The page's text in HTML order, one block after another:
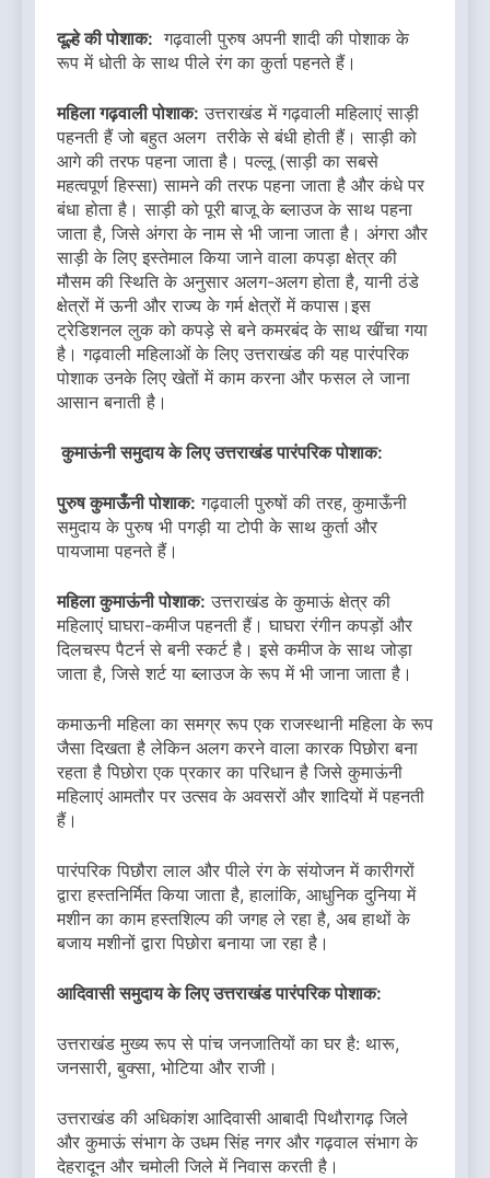
दूल्हे की पोशाक: गढ़वाली पुरुष अपनी शादी की पोशाक के
रूप में धोती के साथ पीले रंग का कुर्ता पहनते हैं।
महिला गढ़वाली पोशाक: उत्तराखंड में गढ़वाली महिलाएं साड़ी
पहनती हैं जो बहुत अलग तरीके से बंधी होती हैं। साड़ी को
आगे की तरफ पहना जाता है। पल्लू (साड़ी का सबसे
महत्वपूर्ण हिस्सा) सामने की तरफ पहना जाता है और कंधे पर
बंधा होता है। साड़ी को पूरी बाजू के ब्लाउज के साथ पहना
जाता है, जिसे अंगरा के नाम से भी जाना जाता है। अंगरा और
साड़ी के लिए इस्तेमाल किया जाने वाला कपड़ा क्षेत्र की
मौसम की स्थिति के अनुसार अलग-अलग होता है, यानी ठंडे
क्षेत्रों में ऊनी और राज्य के गर्म क्षेत्रों में कपास।इस
ट्रेडिशनल लुक को कपड़े से बने कमरबंद के साथ खींचा गया
है। गढ़वाली महिलाओं के लिए उत्तराखंड की यह पारंपरिक
पोशाक उनके लिए खेतों में काम करना और फसल ले जाना
आसान बनाती है।
कुमाऊंनी समुदाय के लिए उत्तराखंड पारंपरिक पोशाक:
पुरुष कुमाऊँनी पोशाक: गढ़वाली पुरुषों की तरह, कुमाऊँनी
समुदाय के पुरुष भी पगड़ी या टोपी के साथ कुर्ता और
पायजामा पहनते हैं।
महिला कुमाऊंनी पोशाक: उत्तराखंड के कुमाऊं क्षेत्र की
महिलाएं घाघरा-कमीज पहनती हैं। घाघरा रंगीन कपड़ों और
दिलचस्प पैटर्न से बनी स्कर्ट है। इसे कमीज के साथ जोड़ा
जाता है, जिसे शर्ट या ब्लाउज के रूप में भी जाना जाता है।
कमाऊनी महिला का समग्र रूप एक राजस्थानी महिला के रूप
जैसा दिखता है लेकिन अलग करने वाला कारक पिछोरा बना
रहता है पिछोरा एक प्रकार का परिधान है जिसे कुमाऊंनी
महिलाएं आमतौर पर उत्सव के अवसरों और शादियों में पहनती
हैं।
पारंपरिक पिछौरा लाल और पीले रंग के संयोजन में कारीगरों
द्वारा हस्तनिर्मित किया जाता है, हालांकि, आधुनिक दुनिया में
मशीन का काम हस्तशिल्प की जगह ले रहा है, अब हाथों के
बजाय मशीनों द्वारा पिछोरा बनाया जा रहा है।
आदिवासी समुदाय के लिए उत्तराखंड पारंपरिक पोशाक:
उत्तराखंड मुख्य रूप से पांच जनजातियों का घर है: थारू,
जनसारी, बुक्सा, भोटिया और राजी।
उत्तराखंड की अधिकांश आदिवासी आबादी पिथौरागढ़ जिले
और कुमाऊं संभाग के उधम सिंह नगर और गढ़वाल संभाग के
देहरादून और चमोली जिले में निवास करती है।